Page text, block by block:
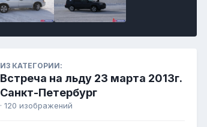
ИЗ КАТЕГОРИИ:
Встреча на льду 23 марта 2013г.
Санкт-Петербург
· 120 изображений